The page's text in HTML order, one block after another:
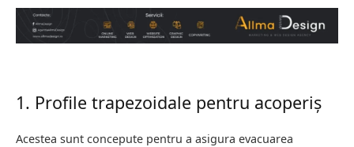
1. Profile trapezoidale pentru acoperiș
Acestea sunt concepute pentru a asigura evacuarea